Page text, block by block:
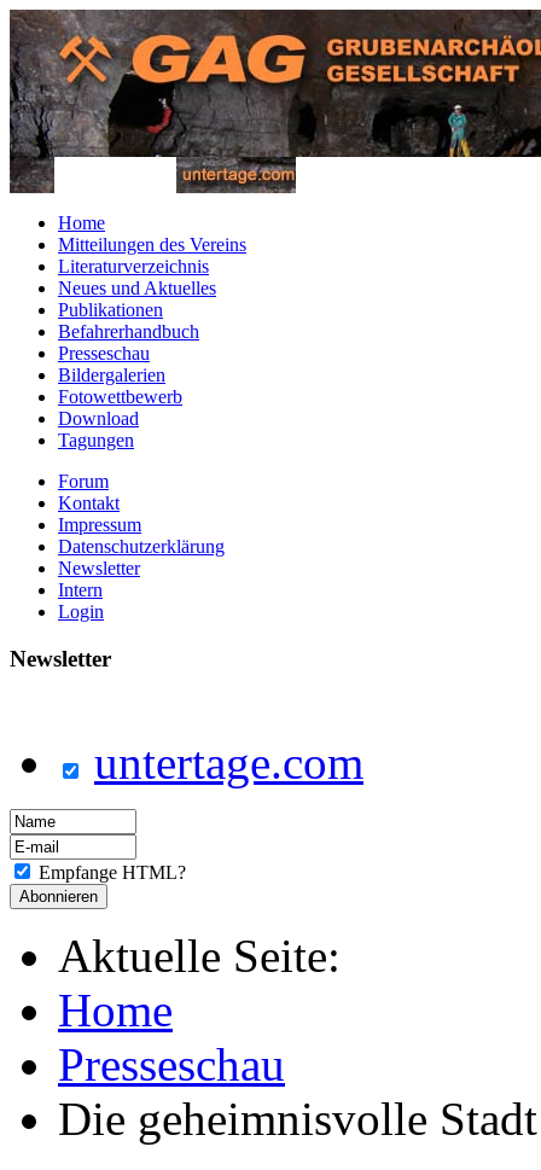
Home
Mitteilungen des Vereins
Literaturverzeichnis
Neues und Aktuelles
Publikationen
Befahrerhandbuch
Presseschau
Bildergalerien
Fotowettbewerb
Download
Tagungen
Forum
Kontakt
Impressum
Datenschutzerklärung
Newsletter
Intern
Login
Newsletter
untertage.com
Empfange HTML?
Aktuelle Seite:
Home
Presseschau
Die geheimnisvolle